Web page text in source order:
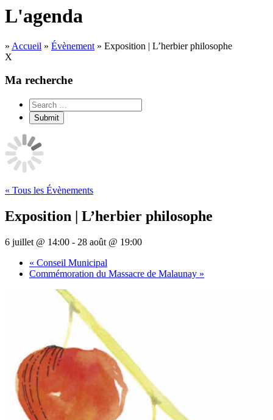
L'agenda
» Accueil » Évènement » Exposition | L’herbier philosophe
X
Ma recherche
« Tous les Évènements
Exposition | L’herbier philosophe
6 juillet @ 14:00 - 28 août @ 19:00
« Conseil Municipal
Commémoration du Massacre de Malaunay »